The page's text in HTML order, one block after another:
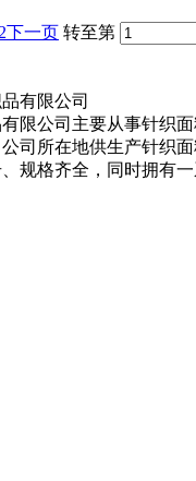
下一页 转至第
限公司主要从事针织
司所在地供生产针织
规格齐全，同时拥有